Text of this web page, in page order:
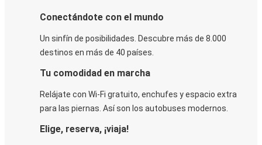
Conectándote con el mundo
Un sinfín de posibilidades. Descubre más de 8.000
destinos en más de 40 países.
Tu comodidad en marcha
Relájate con Wi-Fi gratuito, enchufes y espacio extra
para las piernas. Así son los autobuses modernos.
Elige, reserva, ¡viaja!